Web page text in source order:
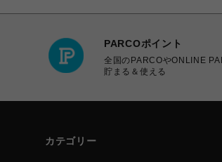
PARCOポイント
全国のPARCOやONLINE
貯まる＆使える
カテゴリー